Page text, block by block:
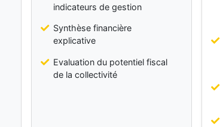
indicateurs de gestion
Synthèse financière
explicative
Evaluation du potentiel fiscal
de la collectivité